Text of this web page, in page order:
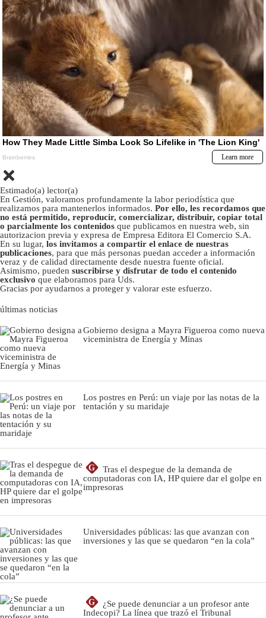
Estimado(a) lector(a)
En Gestión, valoramos profundamente la labor periodística que
realizamos para mantenerlos informados. Por ello, les recordamos que
no está permitido, reproducir, comercializar, distribuir, copiar total
o parcialmente los contenidos que publicamos en nuestra web, sin
autorizacion previa y expresa de Empresa Editora El Comercio S.A.
En su lugar, los invitamos a compartir el enlace de nuestras
publicaciones, para que más personas puedan acceder a información
veraz y de calidad directamente desde nuestra fuente oficial.
Asimismo, pueden suscribirse y disfrutar de todo el contenido
exclusivo que elaboramos para Uds.
Gracias por ayudarnos a proteger y valorar este esfuerzo.
últimas noticias
Gobierno designa a Mayra Figueroa como nueva
viceministra de Energía y Minas
Los postres en Perú: un viaje por las notas de la
tentación y su maridaje
G
Tras el despegue de la demanda de
computadoras con IA, HP quiere dar el golpe en
impresoras
Universidades públicas: las que avanzan con
inversiones y las que se quedaron “en la cola”
G
¿Se puede denunciar a un profesor ante
Indecopi? La línea que trazó el Tribunal